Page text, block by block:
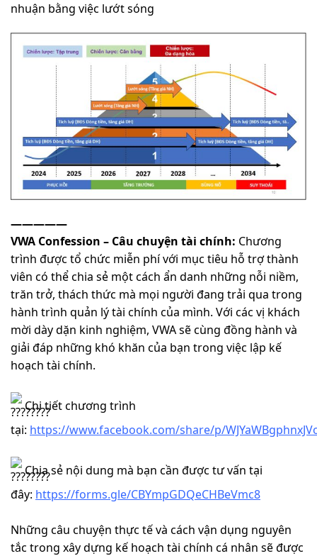
nhuận bằng việc lướt sóng
—————
VWA Confession – Câu chuyện tài chính: Chương
trình được tổ chức miễn phí với mục tiêu hỗ trợ thành
viên có thể chia sẻ một cách ẩn danh những nỗi niềm,
trăn trở, thách thức mà mọi người đang trải qua trong
hành trình quản lý tài chính của mình. Với các vị khách
mời dày dặn kinh nghiệm, VWA sẽ cùng đồng hành và
giải đáp những khó khăn của bạn trong việc lập kế
hoạch tài chính.
Chi tiết chương trình
tại: https://www.facebook.com/share/p/
Chia sẻ nội dung mà bạn cần được tư vấn tại
đây: https://forms.gle/CBYmpGDQeCHBeVmc8
Những câu chuyện thực tế và cách vận dụng nguyên
tắc trong xây dựng kế hoạch tài chính cá nhân sẽ được